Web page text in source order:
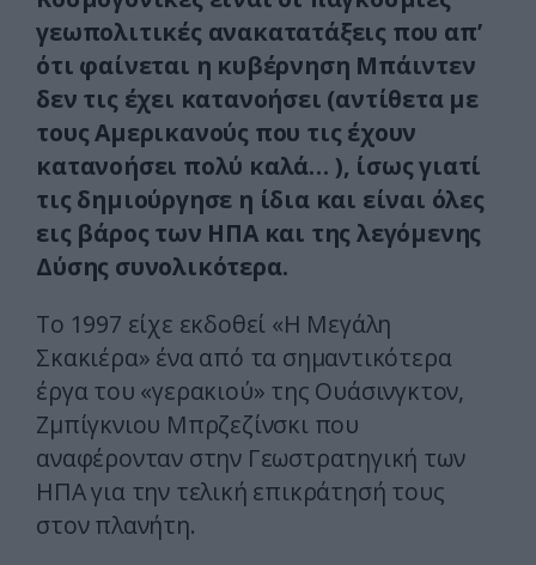
γεωπολιτικές ανακατατάξεις που απ’
ότι φαίνεται η κυβέρνηση Μπάιντεν
δεν τις έχει κατανοήσει (αντίθετα με
τους Αμερικανούς που τις έχουν
κατανοήσει πολύ καλά… ), ίσως γιατί
τις δημιούργησε η ίδια και είναι όλες
εις βάρος των ΗΠΑ και της λεγόμενης
Δύσης συνολικότερα.
Το 1997 είχε εκδοθεί «Η Μεγάλη
Σκακιέρα» ένα από τα σημαντικότερα
έργα του «γερακιού» της Ουάσινγκτον,
Ζμπίγκνιου Μπρζεζίνσκι που
αναφέρονταν στην Γεωστρατηγική των
ΗΠΑ για την τελική επικράτησή τους
στον πλανήτη.